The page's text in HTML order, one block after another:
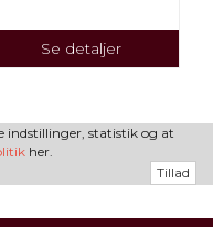
Se detaljer
indstillinger, statistik og at
her.
Tillad